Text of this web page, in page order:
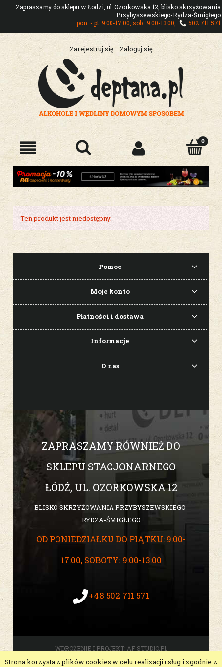
Zapraszamy do sklepu w Łodzi, ul. Ozorkowska 12, blisko skrzyżowania
Przybyszewskiego-Rydza-Śmigłego
pon. - pt: 9:00-17:00, sob.: 9:00-13:00,
502 711 571
Strona korzysta z plików cookies w celu realizacji usług i zgodnie z
Zarejestruj się Zaloguj się
Ten produkt jest niedostępny.
Pomoc
Moje konto
Płatności i dostawa
Informacje
O nas
ZAPRASZAMY RÓWNIEŻ DO
SKLEPU STACJONARNEGO
ŁÓDŹ, UL. OZORKOWSKA 12
BLISKO SKRZYŻOWANIA PRZYBYSZEWSKIEGO-
RYDZA-ŚMIGŁEGO
OD PONIEDZIAŁKU DO PIĄTKU: 9:00-
17:00, SOBOTY: 9:00-13:00
+48 502 711 571
WDROŻENIE I PROJEKT: AF STUDIO.PL